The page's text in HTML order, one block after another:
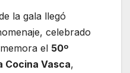
la gala llegó
celebrado
el 50º
Cocina Vasca,